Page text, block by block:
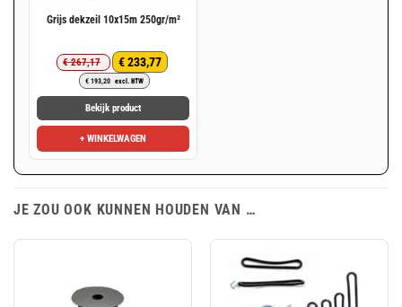
Grijs dekzeil 10x15m 250gr/m²
€267,17
Oorspronkelijke
prijs
was:
€ 267,17.
€233,77
Huidige
prijs
is:
€ 233,77.
€193,20 excl. BTW
Bekijk product
+ WINKELWAGEN
JE ZOU OOK KUNNEN HOUDEN VAN …